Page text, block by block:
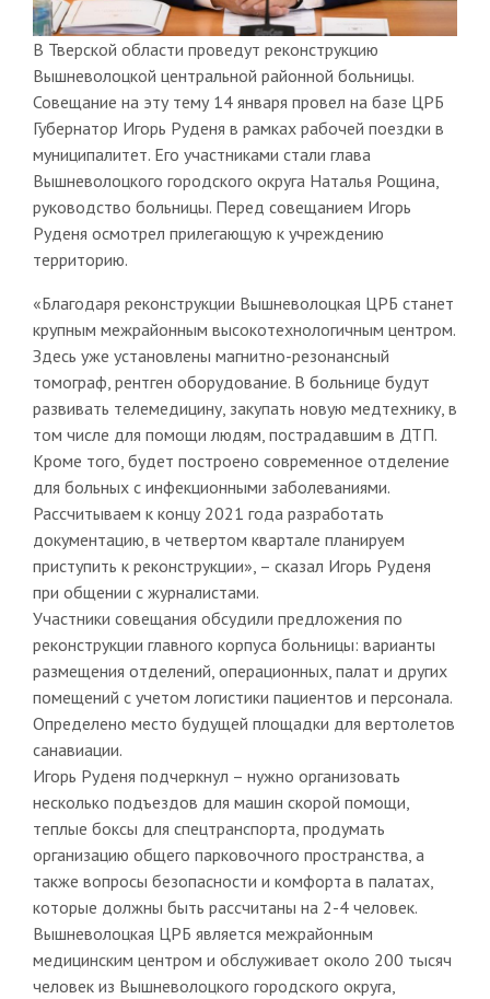
В Тверской области проведут реконструкцию
Вышневолоцкой центральной районной больницы.
Совещание на эту тему 14 января провел на базе ЦРБ
Губернатор Игорь Руденя в рамках рабочей поездки в
муниципалитет. Его участниками стали глава
Вышневолоцкого городского округа Наталья Рощина,
руководство больницы. Перед совещанием Игорь
Руденя осмотрел прилегающую к учреждению
территорию.
«Благодаря реконструкции Вышневолоцкая ЦРБ станет
крупным межрайонным высокотехнологичным центром.
Здесь уже установлены магнитно-резонансный
томограф, рентген оборудование. В больнице будут
развивать телемедицину, закупать новую медтехнику, в
том числе для помощи людям, пострадавшим в ДТП.
Кроме того, будет построено современное отделение
для больных с инфекционными заболеваниями.
Рассчитываем к концу 2021 года разработать
документацию, в четвертом квартале планируем
приступить к реконструкции», – сказал Игорь Руденя
при общении с журналистами.
Участники совещания обсудили предложения по
реконструкции главного корпуса больницы: варианты
размещения отделений, операционных, палат и других
помещений с учетом логистики пациентов и персонала.
Определено место будущей площадки для вертолетов
санавиации.
Игорь Руденя подчеркнул – нужно организовать
несколько подъездов для машин скорой помощи,
теплые боксы для спецтранспорта, продумать
организацию общего парковочного пространства, а
также вопросы безопасности и комфорта в палатах,
которые должны быть рассчитаны на 2-4 человек.
Вышневолоцкая ЦРБ является межрайонным
медицинским центром и обслуживает около 200 тысяч
человек из Вышневолоцкого городского округа,